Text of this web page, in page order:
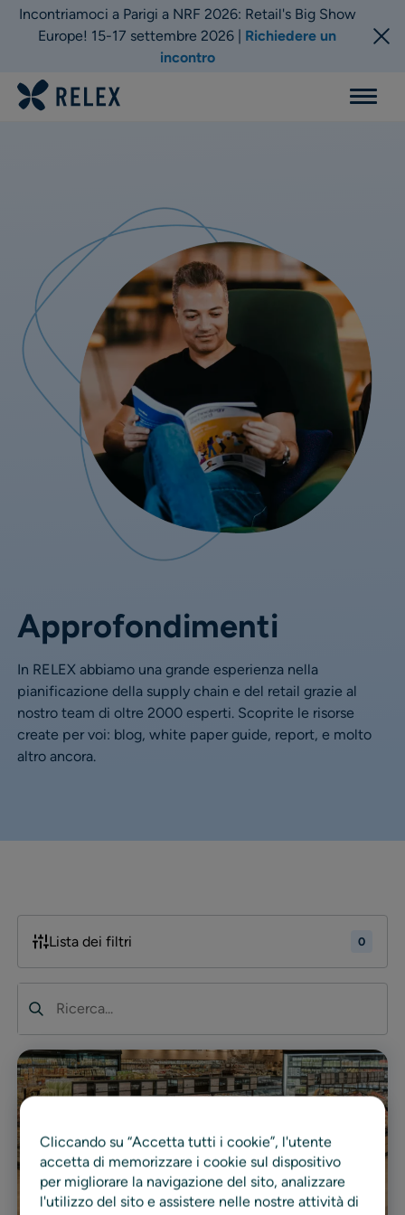
Incontriamoci a Parigi a NRF 2026: Retail's Big Show
Europe! 15-17 settembre 2026 | Richiedere un
incontro
Menu
Approfondimenti
In RELEX abbiamo una grande esperienza nella
pianificazione della supply chain e del retail grazie al
nostro team di oltre 2000 esperti. Scoprite le risorse
create per voi: blog, white paper guide, report, e molto
altro ancora.
Lista dei filtri 0
Cliccando su “Accetta tutti i cookie”, l'utente
accetta di memorizzare i cookie sul dispositivo
per migliorare la navigazione del sito, analizzare
l'utilizzo del sito e assistere nelle nostre attività di